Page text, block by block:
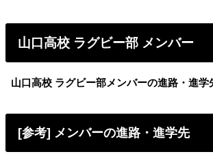
山口高校 ラグビー部 メンバー
山口高校 ラグビー部メンバーの進路・進学
[参考] メンバーの進路・進学先